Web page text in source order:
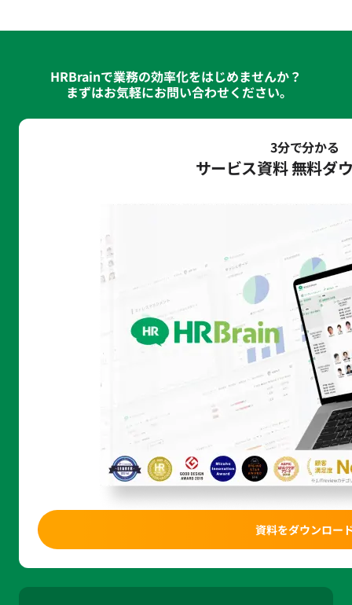
HRBrainで業務の効率化をはじめませんか？
まずはお気軽にお問い合わせください｡
3分で分かる
サービス資料 無料ダ
資料をダウンロー